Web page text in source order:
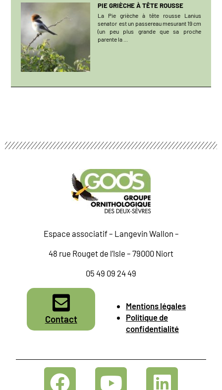
PIE GRIÈCHE À TÊTE ROUSSE
La Pie grièche à tête rousse Lanius
senator est un passereau mesurant 19 cm
(un peu plus grande que sa proche
parente la ...
Espace associatif – Langevin Wallon –
48 rue Rouget de l’Isle – 79000 Niort
05 49 09 24 49
Contact
Mentions légales
Politique de
confidentialité